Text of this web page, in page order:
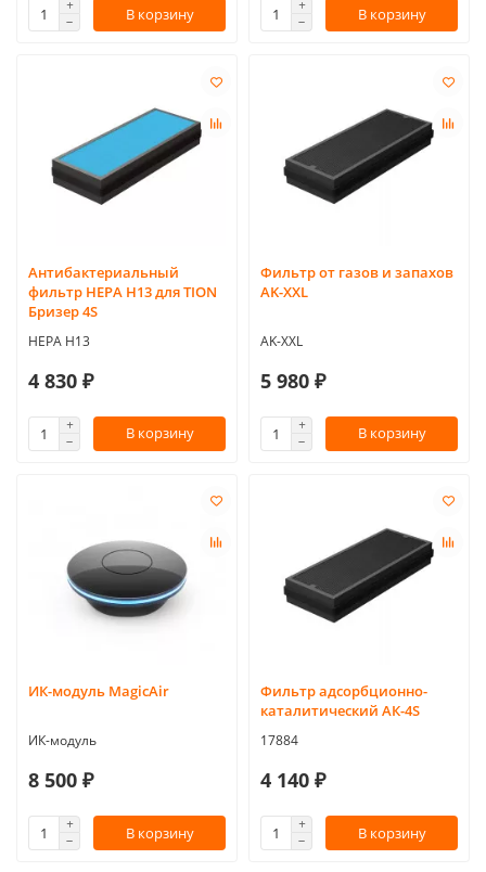
В корзину В корзину
Антибактериальный
фильтр HEPA H13 для TION
Бризер 4S
HEPA H13
4 830 ₽
В корзину
Фильтр от газов и запахов
AK-XXL
AK-XXL
5 980 ₽
В корзину
ИК-модуль MagicAir
ИК-модуль
8 500 ₽
В корзину
Фильтр адсорбционно-
каталитический АК-4S
17884
4 140 ₽
В корзину